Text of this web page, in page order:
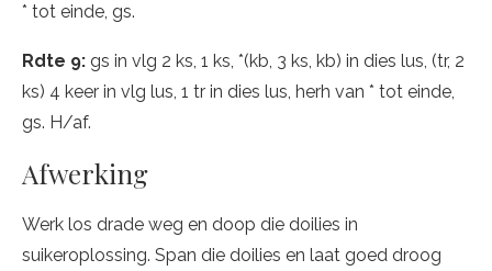
* tot einde, gs.
Rdte 9: gs in vlg 2 ks, 1 ks, *(kb, 3 ks, kb) in dies lus, (tr, 2
ks) 4 keer in vlg lus, 1 tr in dies lus, herh van * tot einde,
gs. H/af.
Afwerking
Werk los drade weg en doop die doilies in
suikeroplossing. Span die doilies en laat goed droog